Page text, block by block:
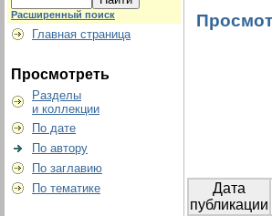
Расширенный поиск
Главная страница
Просмотреть
Разделы
и коллекции
По дате
По автору
По заглавию
По тематике
Дата
публикации